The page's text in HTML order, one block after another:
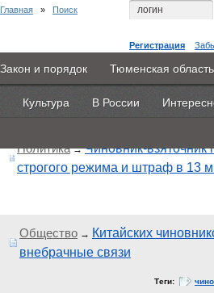
Регистрация
Главная Новости Объявления
Каталоги 9PS Прочее
Закон и порядок Тюменская область
Культура В России
Главная » Поиск
Поиск по тегу: «чиновники», искать
Найдено 15 материалов
Политика→Чиновник-взяточник
строгого режима и штраф в 13
Общество → Китайских
внебрачные связи
Теги: